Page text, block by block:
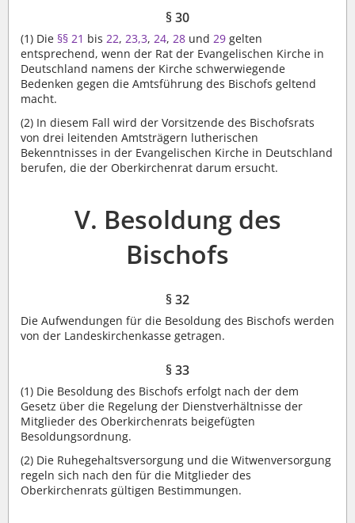
§ 30
(1) Die §§ 21 bis 22, 23,3, 24, 28 und 29 gelten
entsprechend, wenn der Rat der Evangelischen Kirche in
Deutschland namens der Kirche schwerwiegende
Bedenken gegen die Amtsführung des Bischofs geltend
macht.
(2) In diesem Fall wird der Vorsitzende des Bischofsrats
von drei leitenden Amtsträgern lutherischen
Bekenntnisses in der Evangelischen Kirche in Deutschland
berufen, die der Oberkirchenrat darum ersucht.
V. Besoldung des
Bischofs
§ 32
Die Aufwendungen für die Besoldung des Bischofs werden
von der Landeskirchenkasse getragen.
§ 33
(1) Die Besoldung des Bischofs erfolgt nach der dem
Gesetz über die Regelung der Dienstverhältnisse der
Mitglieder des Oberkirchenrats beigefügten
Besoldungsordnung.
(2) Die Ruhegehaltsversorgung und die Witwenversorgung
regeln sich nach den für die Mitglieder des
Oberkirchenrats gültigen Bestimmungen.